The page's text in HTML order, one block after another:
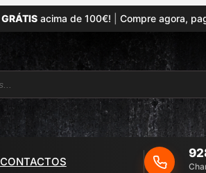
acima de 100€! Compre agora,
CONTACTOS